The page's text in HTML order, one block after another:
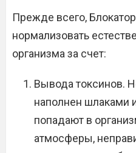
Прежде всего,
нормализовать
организма за счет:
Вывода токсинов.
наполнен шлаками
попадают в
атмосферы,